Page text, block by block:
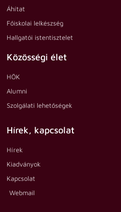
Áhítat
Főiskolai lelkészség
Hallgatói istentisztelet
Közösségi élet
HÖK
Alumni
Szolgálati lehetőségek
Hírek, kapcsolat
Hírek
Kiadványok
Kapcsolat
Webmail